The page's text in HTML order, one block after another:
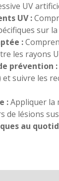
UV
UV :
sur la
:
les rayons
prévention :
suivre les
:Appliquer la
de lésions
au